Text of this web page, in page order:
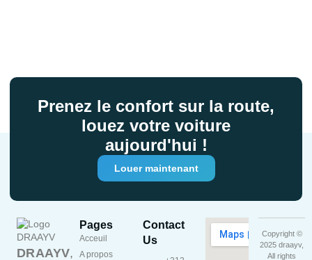
Prenez le confort sur la route,
louez votre voiture
aujourd'hui !
Louer maintenant
DRAAYV,
Pages
Acceuil
A propos
Contact
Us
Copyright ©
2025 draayv,
All rights